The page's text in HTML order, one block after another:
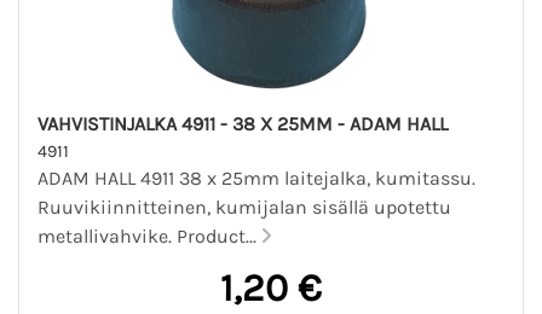
VAHVISTINJALKA 4911 - 38 X 25MM - ADAM HALL
4911
ADAM HALL 4911 38 x 25mm laitejalka, kumitassu.
Ruuvikiinnitteinen, kumijalan sisällä upotettu
metallivahvike. Product...
1,20 €